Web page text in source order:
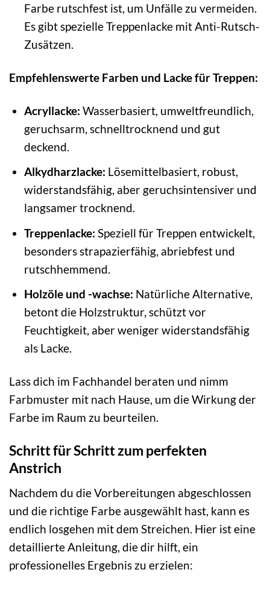
Farbe rutschfest ist, um Unfälle zu vermeiden.
Es gibt spezielle Treppenlacke mit Anti-Rutsch-
Zusätzen.
Empfehlenswerte Farben und Lacke für Treppen:
Acryllacke: Wasserbasiert, umweltfreundlich,
geruchsarm, schnelltrocknend und gut
deckend.
Alkydharzlacke: Lösemittelbasiert, robust,
widerstandsfähig, aber geruchsintensiver und
langsamer trocknend.
Treppenlacke: Speziell für Treppen entwickelt,
besonders strapazierfähig, abriebfest und
rutschhemmend.
Holzöle und -wachse: Natürliche Alternative,
betont die Holzstruktur, schützt vor
Feuchtigkeit, aber weniger widerstandsfähig
als Lacke.
Lass dich im Fachhandel beraten und nimm
Farbmuster mit nach Hause, um die Wirkung der
Farbe im Raum zu beurteilen.
Schritt für Schritt zum perfekten
Anstrich
Nachdem du die Vorbereitungen abgeschlossen
und die richtige Farbe ausgewählt hast, kann es
endlich losgehen mit dem Streichen. Hier ist eine
detaillierte Anleitung, die dir hilft, ein
professionelles Ergebnis zu erzielen: